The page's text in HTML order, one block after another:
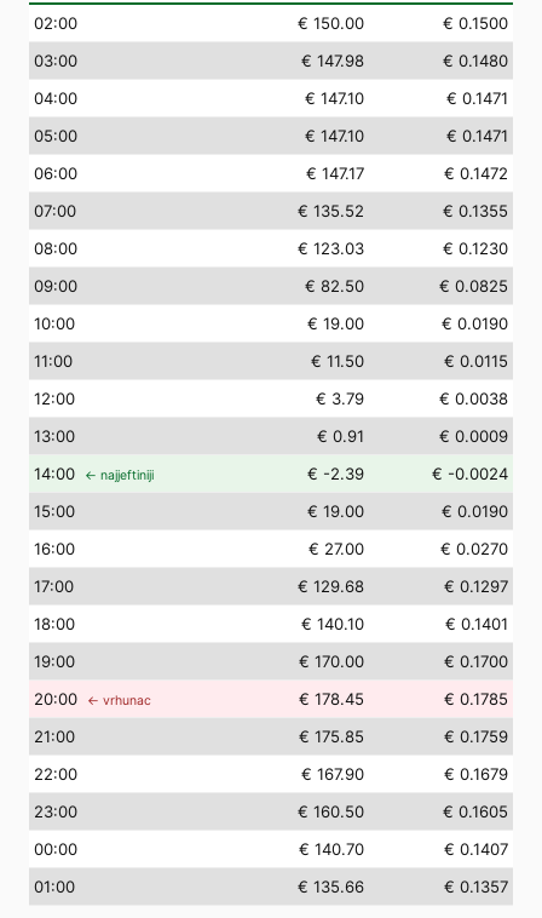
02:00 € 150.00
€ 0.1500
03:00 € 147.98
€ 0.1480
04:00 € 147.10
€ 0.1471
05:00 € 147.10
€ 0.1471
06:00 € 147.17
€ 0.1472
07:00 € 135.52
€ 0.1355
08:00 € 123.03
€ 0.1230
09:00 € 82.50
€ 0.0825
10:00 € 19.00
€ 0.0190
11:00 € 11.50
€ 0.0115
12:00 € 3.79
€ 0.0038
13:00 € 0.91
€ 0.0009
14:00 ← najjeftiniji € -2.39
€ -0.0024
15:00 € 19.00
€ 0.0190
16:00 € 27.00
€ 0.0270
17:00 € 129.68
€ 0.1297
18:00 € 140.10
€ 0.1401
19:00 € 170.00
€ 0.1700
20:00 ← vrhunac € 178.45
€ 0.1785
21:00 € 175.85
€ 0.1759
22:00 € 167.90
€ 0.1679
23:00 € 160.50
€ 0.1605
00:00 € 140.70
€ 0.1407
01:00 € 135.66 € 0.1357